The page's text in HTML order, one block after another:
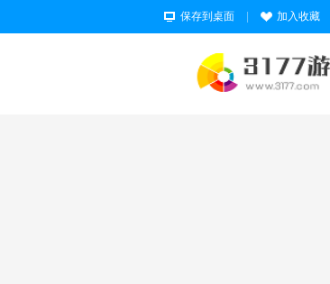
保存到桌面 加入收藏